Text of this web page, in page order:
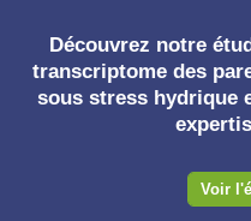
Découvrez notre
transcriptome des
sous stress hydrique
Voir